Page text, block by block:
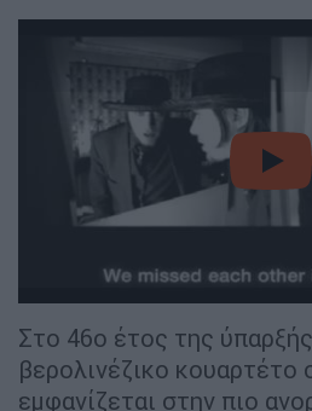
Στο 46ο έτος της
βερολινέζικο κουαρτέτο
εμφανίζεται στην πιο